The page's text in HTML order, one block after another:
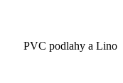
PVC podlahy a Lino